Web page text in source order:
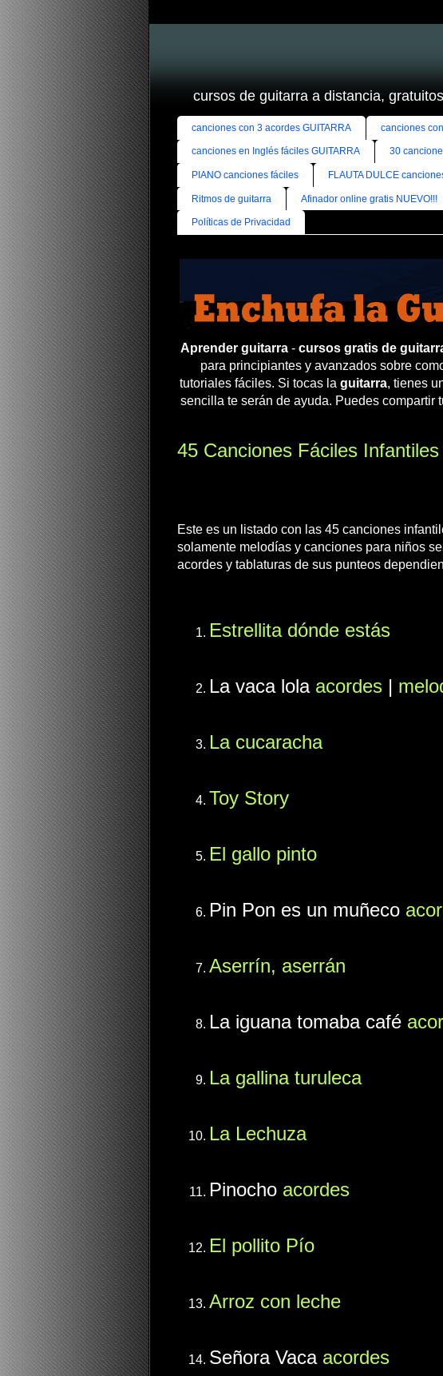
cursos de guitarra a distancia,
canciones con 3 acordes GUITARRA canciones
canciones en Inglés fáciles GUITARRA 30
PIANO canciones fáciles FLAUTA DULCE
Ritmos de guitarra Afinador online gratis NUEVO!!!
Políticas de Privacidad
Aprender guitarra- cursos gratis de
para principiantes y avanzados sobre
tutoriales fáciles. Si tocas la guitarra, tienes
sencilla te serán de ayuda. Puedes compartir
45 Canciones Fáciles
Este es un listado con las 45 canciones
solamente melodías y canciones para niños
acordes y tablaturas de sus punteos
Estrellita dónde estás
La vaca lola acordes |
La cucaracha
Toy Story
El gallo pinto
Pin Pon es un muñeco
Aserrín, aserrán
La iguana tomaba café
La gallina turuleca
La Lechuza
Pinocho acordes
El pollito Pío
Arroz con leche
Señora Vaca acordes